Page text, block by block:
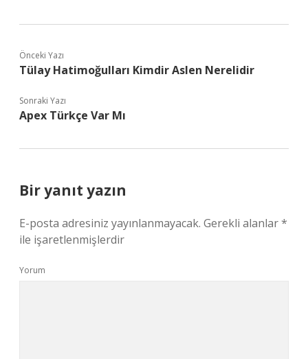
Önceki Yazı
Tülay Hatimoğulları Kimdir Aslen Nerelidir
Sonraki Yazı
Apex Türkçe Var Mı
Bir yanıt yazın
E-posta adresiniz yayınlanmayacak. Gerekli alanlar*
ile işaretlenmişlerdir
Yorum